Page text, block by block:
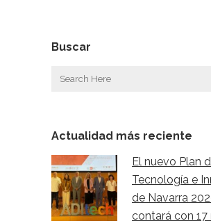
Buscar
Actualidad más reciente
El nuevo Plan
Tecnología e
de Navarra
contará con 17